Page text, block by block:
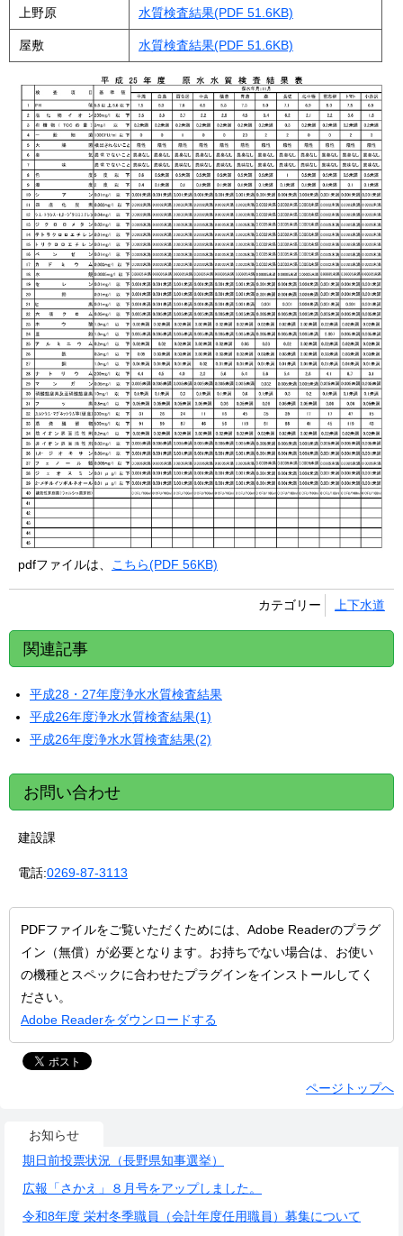
上野原 水質検査結果(PDF 51.6KB)
屋敷 水質検査結果(PDF 51.6KB)
pdfファイルは、 こちら(PDF 56KB)
カテゴリー 上下水道
関連記事
平成28・27年度浄水水質検査結果
平成26年度浄水水質検査結果(1)
平成26年度浄水水質検査結果(2)
お問い合わせ
建設課
電話:0269-87-3113
PDFファイルをご覧いただくためには、Adobe Readerのプラグ
イン（無償）が必要となります。お持ちでない場合は、お使い
の機種とスペックに合わせたプラグインをインストールしてく
ださい。
Adobe Readerをダウンロードする
ページトップへ
お知らせ
期日前投票状況（長野県知事選挙）
広報「さかえ」８月号をアップしました。
令和8年度 栄村冬季職員（会計年度任用職員）募集について